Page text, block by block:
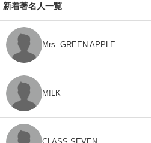
新着著名人一覧
Mrs. GREEN APPLE
M!LK